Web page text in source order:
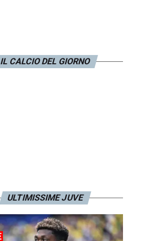
IL CALCIO DEL GIORNO
ULTIMISSIME JUVE